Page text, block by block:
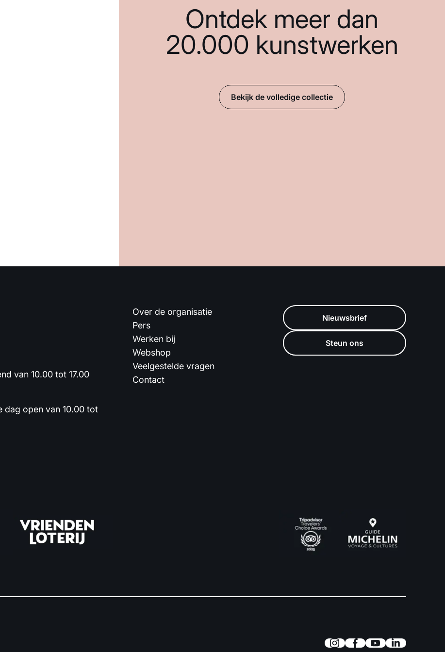
Ontdek meer dan
20.000 kunstwerken
Bekijk de volledige collectie
van 10.00 tot 17.00
dag open van 10.00 tot
Over de organisatie
Pers
Werken bij
Webshop
Veelgestelde vragen
Contact
Nieuwsbrief
Steun ons